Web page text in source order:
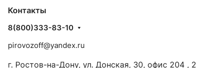
Контакты
8(800)333-83-10
pirovozoff@yandex.ru
г. Ростов-на-Дону, ул. Донская, 30, офис 204 , 2